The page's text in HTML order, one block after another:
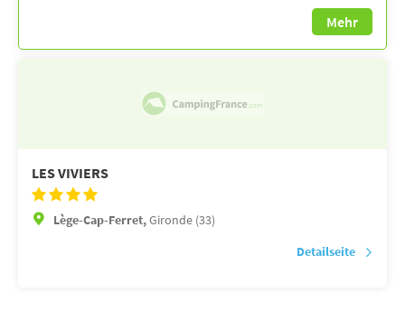
Mehr
LES VIVIERS
Lège-Cap-Ferret,Gironde (33)
Detailseite